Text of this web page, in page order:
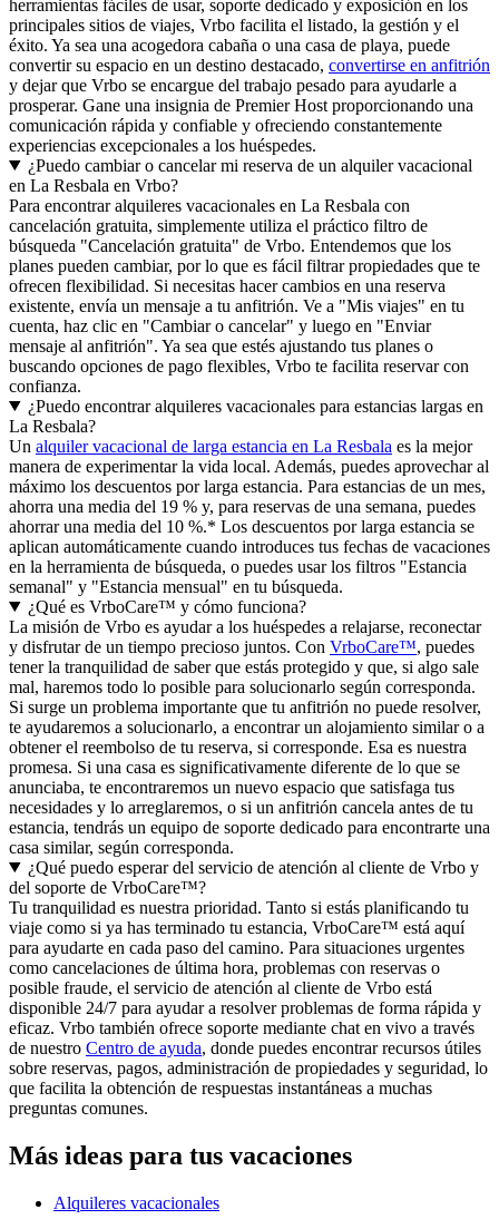
herramientas fáciles de usar, soporte dedicado y exposición en los
principales sitios de viajes, Vrbo facilita el listado, la gestión y el
éxito. Ya sea una acogedora cabaña o una casa de playa, puede
convertir su espacio en un destino destacado, convertirse en anfitrión
y dejar que Vrbo se encargue del trabajo pesado para ayudarle a
prosperar. Gane una insignia de Premier Host proporcionando una
comunicación rápida y confiable y ofreciendo constantemente
experiencias excepcionales a los huéspedes.
¿Puedo cambiar o cancelar mi reserva de un alquiler vacacional
en La Resbala en Vrbo?
Para encontrar alquileres vacacionales en La Resbala con
cancelación gratuita, simplemente utiliza el práctico filtro de
búsqueda "Cancelación gratuita" de Vrbo. Entendemos que los
planes pueden cambiar, por lo que es fácil filtrar propiedades que te
ofrecen flexibilidad. Si necesitas hacer cambios en una reserva
existente, envía un mensaje a tu anfitrión. Ve a "Mis viajes" en tu
cuenta, haz clic en "Cambiar o cancelar" y luego en "Enviar
mensaje al anfitrión". Ya sea que estés ajustando tus planes o
buscando opciones de pago flexibles, Vrbo te facilita reservar con
confianza.
¿Puedo encontrar alquileres vacacionales para estancias largas en
La Resbala?
Un alquiler vacacional de larga estancia en La Resbala es la mejor
manera de experimentar la vida local. Además, puedes aprovechar al
máximo los descuentos por larga estancia. Para estancias de un mes,
ahorra una media del 19 % y, para reservas de una semana, puedes
ahorrar una media del 10 %.* Los descuentos por larga estancia se
aplican automáticamente cuando introduces tus fechas de vacaciones
en la herramienta de búsqueda, o puedes usar los filtros "Estancia
semanal" y "Estancia mensual" en tu búsqueda.
¿Qué es VrboCare™ y cómo funciona?
La misión de Vrbo es ayudar a los huéspedes a relajarse, reconectar
y disfrutar de un tiempo precioso juntos. Con VrboCare™, puedes
tener la tranquilidad de saber que estás protegido y que, si algo sale
mal, haremos todo lo posible para solucionarlo según corresponda.
Si surge un problema importante que tu anfitrión no puede resolver,
te ayudaremos a solucionarlo, a encontrar un alojamiento similar o a
obtener el reembolso de tu reserva, si corresponde. Esa es nuestra
promesa. Si una casa es significativamente diferente de lo que se
anunciaba, te encontraremos un nuevo espacio que satisfaga tus
necesidades y lo arreglaremos, o si un anfitrión cancela antes de tu
estancia, tendrás un equipo de soporte dedicado para encontrarte una
casa similar, según corresponda.
¿Qué puedo esperar del servicio de atención al cliente de Vrbo y
del soporte de VrboCare™?
Tu tranquilidad es nuestra prioridad. Tanto si estás planificando tu
viaje como si ya has terminado tu estancia, VrboCare™ está aquí
para ayudarte en cada paso del camino. Para situaciones urgentes
como cancelaciones de última hora, problemas con reservas o
posible fraude, el servicio de atención al cliente de Vrbo está
disponible 24/7 para ayudar a resolver problemas de forma rápida y
eficaz. Vrbo también ofrece soporte mediante chat en vivo a través
de nuestro Centro de ayuda, donde puedes encontrar recursos útiles
sobre reservas, pagos, administración de propiedades y seguridad, lo
que facilita la obtención de respuestas instantáneas a muchas
preguntas comunes.
Más ideas para tus vacaciones
Alquileres vacacionales